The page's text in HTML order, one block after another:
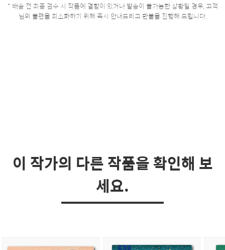
* 배송 전 최종 검수 시 작품에 결함이 있거나 발송이 불가능한 상황일 경우, 고객
님의 불편을 최소화하기 위해 즉시 안내드리고 환불을 진행해 드립니다.
이 작가의 다른 작품을 확인해 보
세요.